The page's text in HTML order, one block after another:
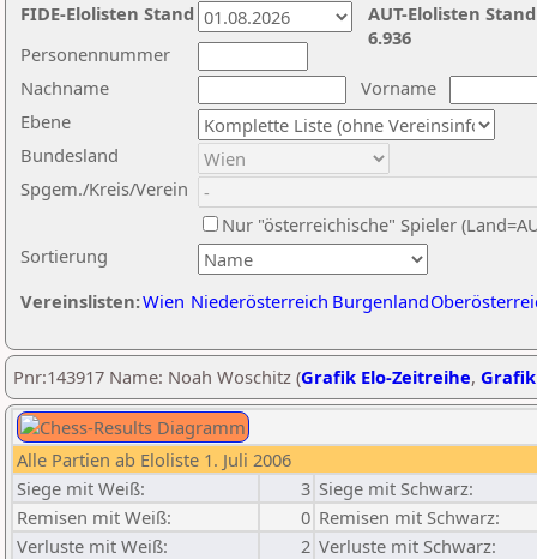
Nachname
Vorname
Ebene
Sortierung
Personennummer
Bundesland
Spgem./Kreis/Verein
Nur "österreichische" Spieler
Vereinslisten:Wien Niederösterreich Burgenland
AUT-Elolisten
6.936
FIDE-Elolisten Stand
Pnr:143917 Name: Noah Woschitz (Grafik Elo-Zeitreihe,
Alle Partien ab Eloliste 1. Juli 2006
Siege mit Weiß:
3 Siege mit Schwarz:
Remisen mit Weiß:
0 Remisen mit Schwarz:
Verluste mit Weiß:
2 Verluste mit Schwarz: